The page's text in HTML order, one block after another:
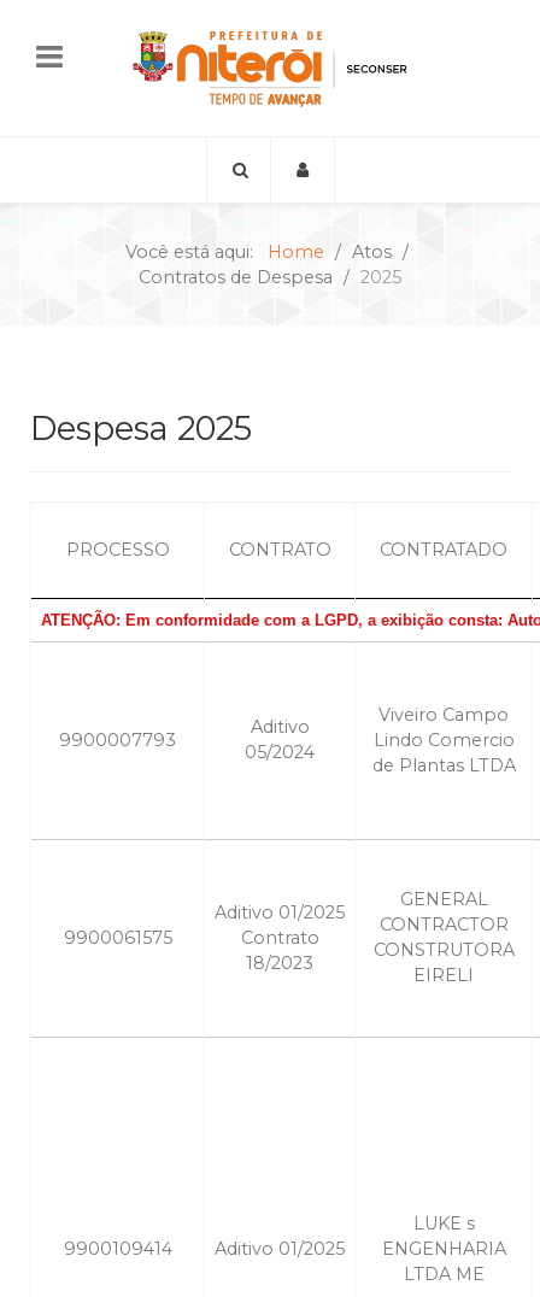
Você está aqui: Home
Atos
Contratos de Despesa
2025
Despesa 2025
PROCESSO CONTRATO CONTRATADO
ATENÇÃO: Em conformidade com a LGPD, a exibição consta:
9900007793
Aditivo
05/2024
Viveiro Campo
Lindo Comercio
de Plantas LTDA
9900061575
Aditivo 01/2025
Contrato
18/2023
GENERAL
CONTRACTOR
CONSTRUTORA
EIRELI
9900109414 Aditivo 01/2025
LUKE s
ENGENHARIA
LTDA ME